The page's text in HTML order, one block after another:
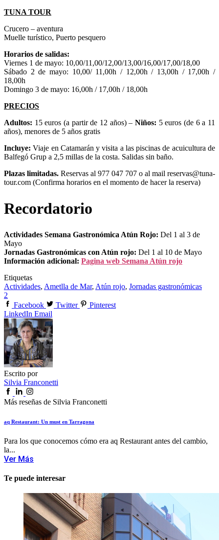
TUNA TOUR
Crucero – aventura
Muelle turístico, Puerto pesquero
Horarios de salidas:
Viernes 1 de mayo: 10,00/11,00/12,00/13,00/16,00/17,00/18,00
Sábado 2 de mayo: 10,00/ 11,00h / 12,00h / 13,00h / 17,00h /
18,00h
Domingo 3 de mayo: 16,00h / 17,00h / 18,00h
PRECIOS
Adultos: 15 euros (a partir de 12 años) – Niños: 5 euros (de 6 a 11
años), menores de 5 años gratis
Incluye: Viaje en Catamarán y visita a las piscinas de acuicultura de
Balfegó Grup a 2,5 millas de la costa. Salidas sin baño.
Plazas limitadas. Reservas al 977 047 707 o al mail reservas@tuna-
tour.com (Confirma horarios en el momento de hacer la reserva)
Recordatorio
Actividades Semana Gastronómica Atún Rojo: Del 1 al 3 de
Mayo
Jornadas Gastronómicas con Atún rojo: Del 1 al 10 de Mayo
Información adicional: Pagina web Semana Atún rojo
Etiquetas
Actividades, Ametlla de Mar, Atún rojo, Jornadas gastronómicas
2
Facebook
Twitter
Pinterest
LinkedIn Email
Escrito por
Silvia Franconetti
Más reseñas de Silvia Franconetti
aq Restaurant: Un must en Tarragona
Para los que conocemos cómo era aq Restaurant antes del cambio,
la...
Ver Más
Te puede interesar